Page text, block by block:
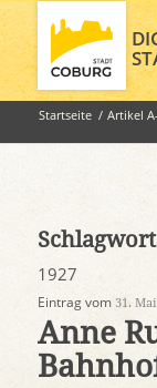
Startseite / Artikel
1927
Eintrag vom 31.
Anne